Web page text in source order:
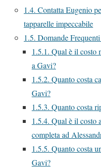
1.4. Contatta Eugenio
tapparelle impeccabile
1.5. Domande
1.5.1. Qual è il costo
a Gavi?
1.5.2. Quanto costa
Gavi?
1.5.3. Quanto costa
1.5.4. Qual è il costo
completa ad
1.5.5. Quanto costa
Gavi?